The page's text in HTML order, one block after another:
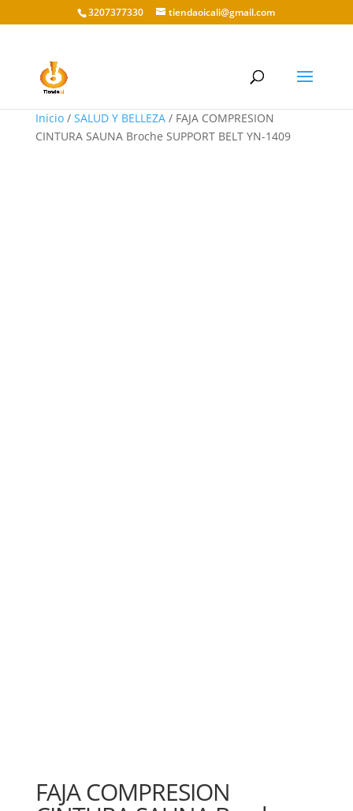
3207377330 tiendaoicali@gmail.com
Inicio/ SALUD Y BELLEZA/ FAJA COMPRESION
CINTURA SAUNA Broche SUPPORT BELT YN-1409
FAJA COMPRESION